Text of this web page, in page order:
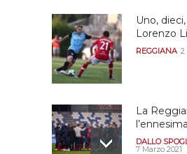
Uno,
Lorenzo
REGGIANA 2
La
DALLO
7 Marzo 2021